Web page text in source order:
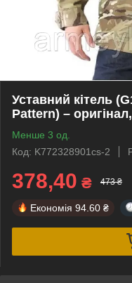
Уставний кітель
Pattern) –
Менше 3 од.
Код: K772328901cs-2
378,40 ₴ 473 ₴
Економія 94.60 ₴